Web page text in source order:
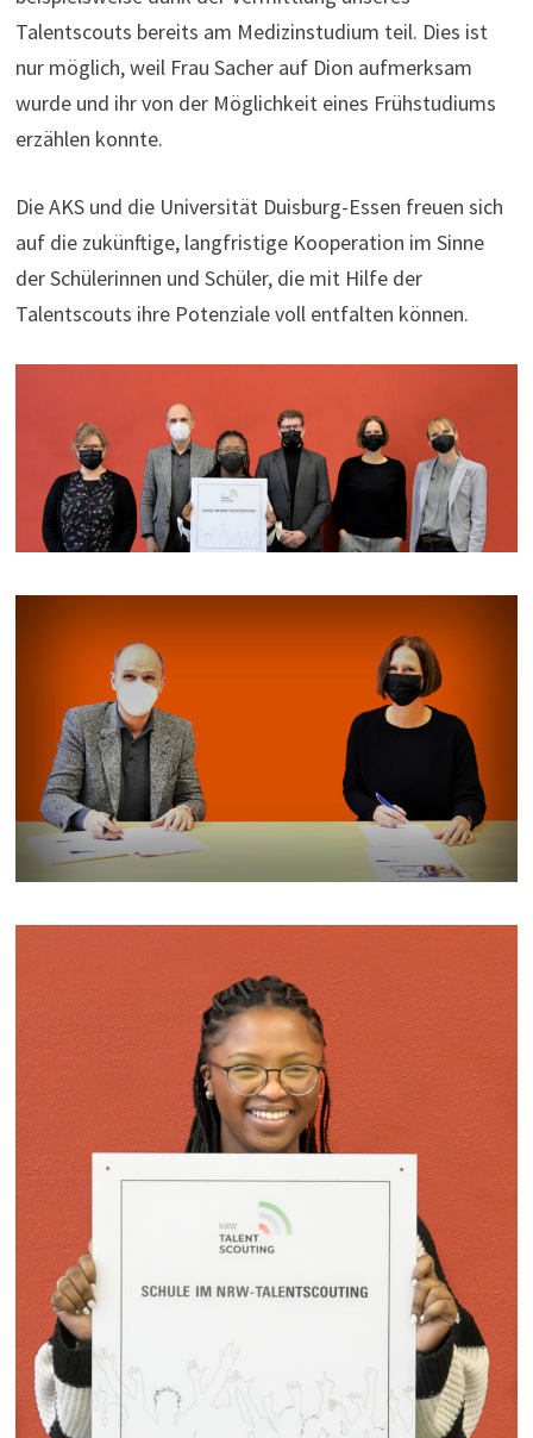
Talentscouts bereits am Medizinstudium teil. Dies ist
nur möglich, weil Frau Sacher auf Dion aufmerksam
wurde und ihr von der Möglichkeit eines Frühstudiums
erzählen konnte.
Die AKS und die Universität Duisburg-Essen freuen sich
auf die zukünftige, langfristige Kooperation im Sinne
der Schülerinnen und Schüler, die mit Hilfe der
Talentscouts ihre Potenziale voll entfalten können.